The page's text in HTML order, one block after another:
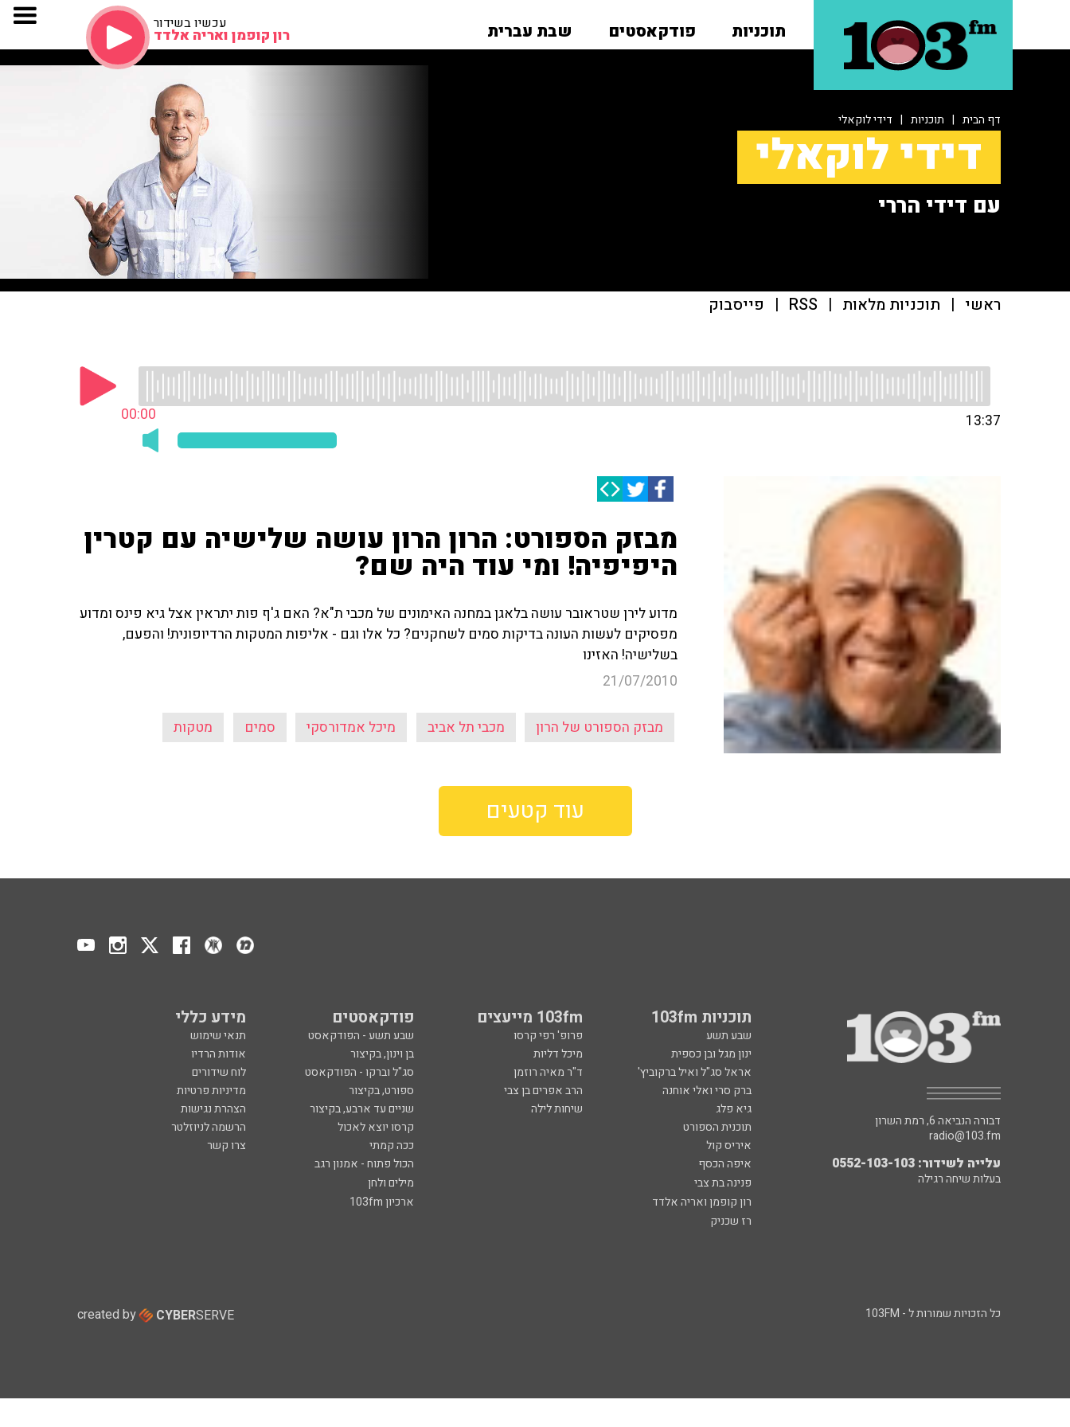
תוכניות פודקאסטים שבת עברית עכשיו בשידור
רון קופמן ואריה אלדד
דף הבית | תוכניות | דידי לוקאלי
דידי לוקאלי
עם דידי הררי
ראשי | תוכניות מלאות |
RSS
| פייסבוק
00:00 13:37
מבזק הספורט: הרון הרון עושה שלישיה עם קטרין
היפיפיה! ומי עוד היה שם?
מדוע לירן שטראובר עושה בלאגן במחנה האימונים של מכבי ת"א? האם ג'ף פות יתראין אצל גיא פינס ומדוע
מפסיקים לעשות העונה בדיקות סמים לשחקנים? כל אלו וגם - אליפות המטקות הרדיופונית! והפעם,
בשלישיה! האזינו
21/07/2010
מבזק הספורט של הרון מכבי תל אביב מיכל אמדורסקי סמים מטקות
עוד קטעים
תוכניות 103fm 103fm מייעצים פודקאסטים מידע כללי
שבע תשע פרופ' רפי קרסו שבע תשע - הפודקאסט
תנאי שימוש
ינון מגל ובן כספית
מיכל דליות בן וינון, בקיצור
אודות הרדיו
אראל סג"ל ואיל ברקוביץ'
ד"ר מאיה רוזמן סג"ל וברקו - הפודקאסט
לוח שידורים
ברק סרי ואלי אוחנה
הרב אפרים בן צבי ספורט, בקיצור
מדיניות פרטיות
גיא פלג
שיחות לילה שניים עד ארבע, בקיצור
הצהרת נגישות
תוכנית הספורט
קרסו יוצא לאכול
הרשמה לניוזלטר
איריס קול
ככה קמתי
צרו קשר
איפה הכסף
הכול פתוח - אמנון רגב
פנינה בת צבי
מילים ולחן
רון קופמן ואריה אלדד
ארכיון 103fm
רז שכניק
דבורה הנביאה 6, רמת השרון
radio@103.fm
עלייה לשידור: 0552-103-103
בעלות שיחה רגילה
כל הזכויות שמורות ל - 103FM created by CYBERSERVE